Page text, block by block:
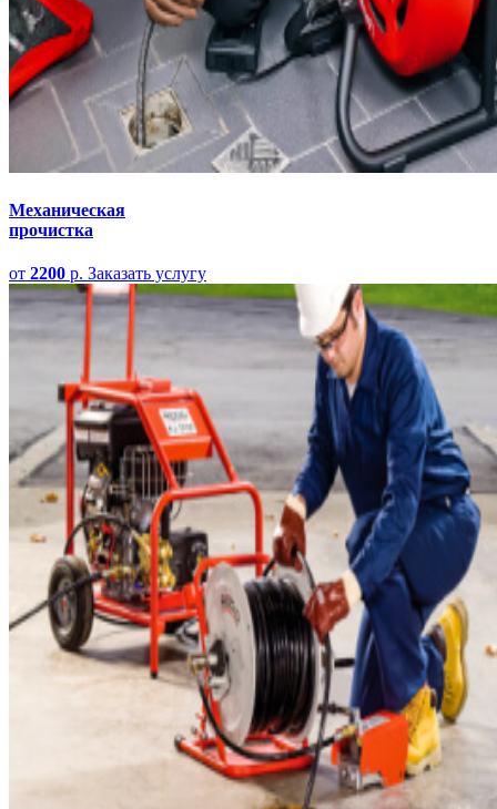
Механическая
прочистка
от 2200 р. Заказать услугу